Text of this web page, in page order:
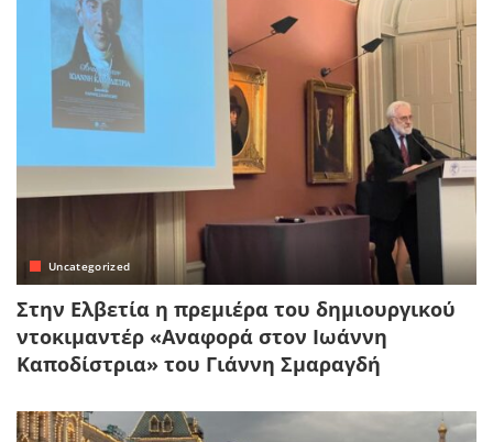
Uncategorized
Στην Ελβετία η πρεμιέρα του δημιουργικού
ντοκιμαντέρ «Αναφορά στον Ιωάννη
Καποδίστρια» του Γιάννη Σμαραγδή